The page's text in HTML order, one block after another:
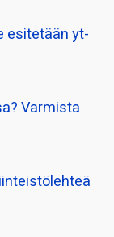
esitetään yt-
Varmista